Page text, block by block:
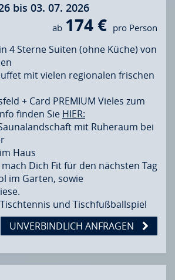
bis 03. 07. 2026
ab 174 € pro Person
4 Sterne Suiten (ohne Küche) von
mit vielen regionalen frischen
+ Card PREMIUM Vieles zum
finden Sie HIER:
mit Ruheraum bei
Haus
Dich Fit für den nächsten Tag
im Garten, sowie
Tischtennis und Tischfußballspiel
UNVERBINDLICH ANFRAGEN